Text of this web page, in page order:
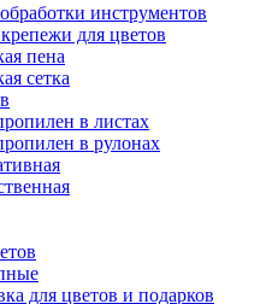
инструментов
для цветов
пена
сетка
в листах
в рулонах
для цветов и подарков